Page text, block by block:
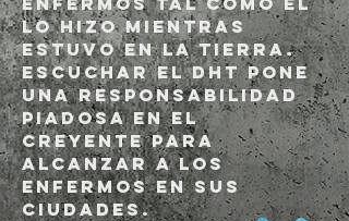
lo hizo mientras
estuvo en la tierra.
Escuchar el DHT pone
una responsabilidad
piadosa en el
creyente para
alcanzar a los
enfermos en sus
ciudades.